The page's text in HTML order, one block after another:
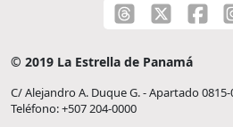
© 2019 La Estrella de Panamá
C/ Alejandro A. Duque G. - Apartado
Teléfono: +507 204-0000